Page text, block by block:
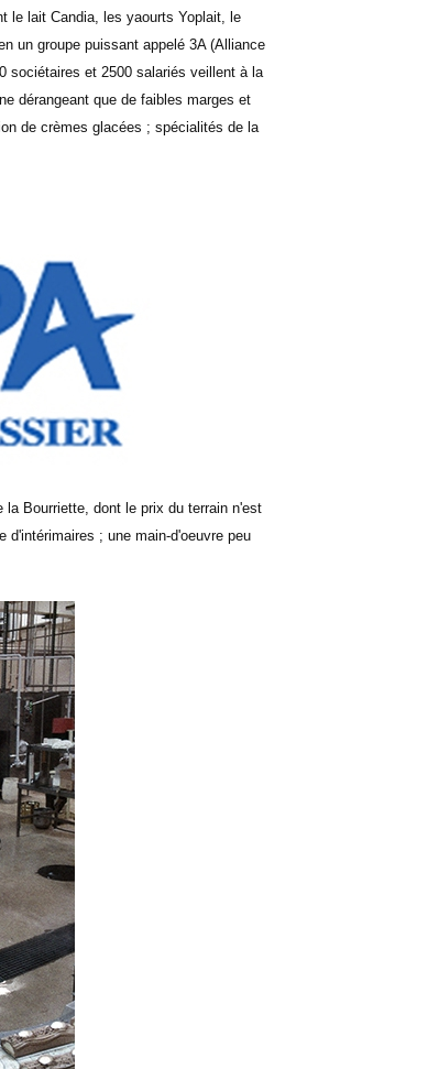
le lait Candia, les yaourts Yoplait, le
un groupe puissant appelé 3A (Alliance
sociétaires et 2500 salariés veillent à la
dérangeant que de faibles marges et
de crèmes glacées ; spécialités de la
Bourriette, dont le prix du terrain n'est
d'intérimaires ; une main-d'oeuvre peu